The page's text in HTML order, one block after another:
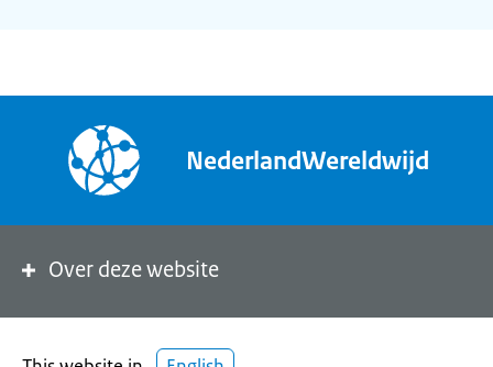
NederlandWereldwijd
Over deze website